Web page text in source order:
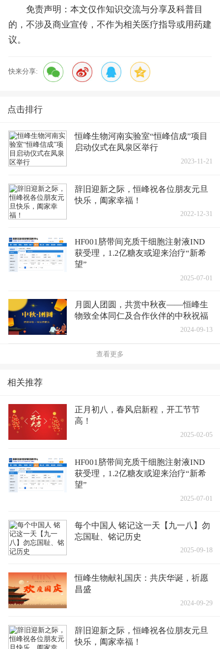
免责声明：本文仅作知识交流与分享及科普目
的，不涉及商业宣传，不作为相关医疗指导或用药建
议。
快来分享:
点击排行
恒峰生物河南实验室“恒峰信成”项目
启动仪式在凤泉区举行
2023-11-21
辞旧迎新之际，恒峰祝各位朋友元旦
快乐，阖家幸福！
2022-12-31
HF001脐带间充质干细胞注射液IND
获受理，1.2亿糖友或迎来治疗“新希
望”
2025-07-01
月圆人团圆，共赏中秋夜——恒峰生
物致全体同仁及合作伙伴的中秋祝福
2024-09-13
查看更多
相关推荐
正月初八，春风启新程，开工节节
高！
2025-02-05
HF001脐带间充质干细胞注射液IND
获受理，1.2亿糖友或迎来治疗“新希
望”
2025-07-01
每个中国人 铭记这一天【九一八】勿
忘国耻、铭记历史
2025-09-18
恒峰生物献礼国庆：共庆华诞，祈愿
昌盛
2024-09-29
辞旧迎新之际，恒峰祝各位朋友元旦
快乐，阖家幸福！